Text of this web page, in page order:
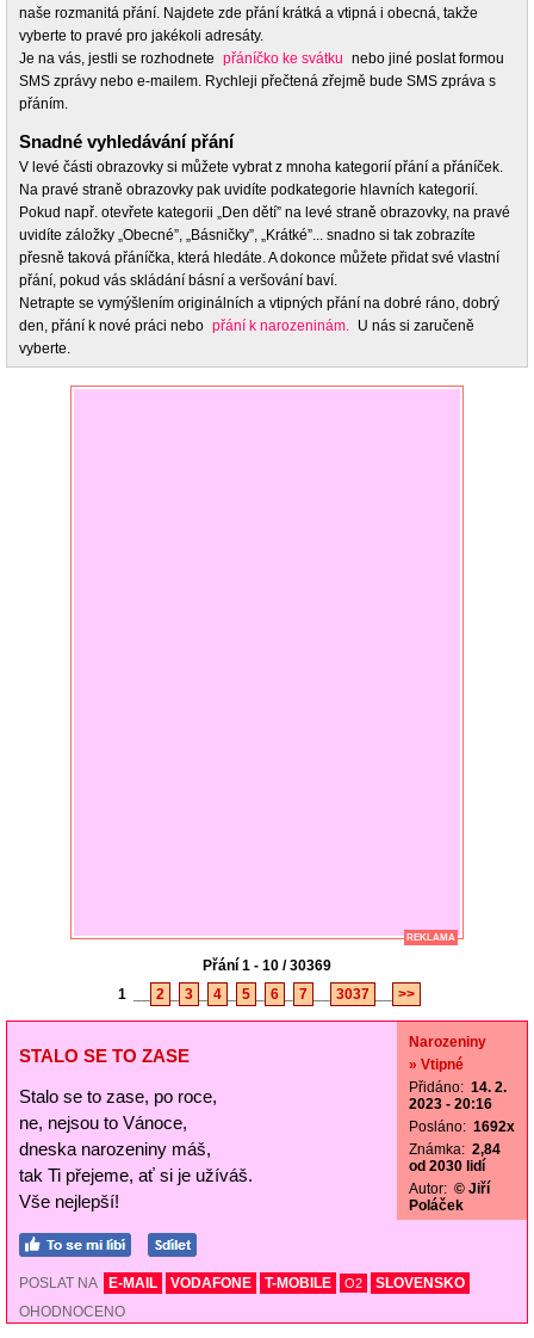
naše rozmanitá přání. Najdete zde přání krátká a vtipná i obecná, takže
vyberte to pravé pro jakékoli adresáty.
Je na vás, jestli se rozhodnete přáníčko ke svátku nebo jiné poslat formou
SMS zprávy nebo e-mailem. Rychleji přečtená zřejmě bude SMS zpráva s
přáním.
Snadné vyhledávání přání
V levé části obrazovky si můžete vybrat z mnoha kategorií přání a přáníček.
Na pravé straně obrazovky pak uvidíte podkategorie hlavních kategorií.
Pokud např. otevřete kategorii „Den dětí” na levé straně obrazovky, na pravé
uvidíte záložky „Obecné”, „Básničky”, „Krátké”... snadno si tak zobrazíte
přesně taková přáníčka, která hledáte. A dokonce můžete přidat své vlastní
přání, pokud vás skládání básní a veršování baví.
Netrapte se vymýšlením originálních a vtipných přání na dobré ráno, dobrý
den, přání k nové práci nebo přání k narozeninám. U nás si zaručeně
vyberte.
REKLAMA
Přání 1 - 10 / 30369
1
2 3 4 5 6 7 3037 >>
STALO SE TO ZASE
Stalo se to zase, po roce,
ne, nejsou to Vánoce,
dneska narozeniny máš,
tak Ti přejeme, ať si je užíváš.
Vše nejlepší!
Narozeniny
» Vtipné
Přidáno: 14. 2.
2023 - 20:16
Posláno: 1692x
Známka: 2,84
od 2030 lidí
Autor: © Jiří
Poláček
POSLAT NA E-MAIL VODAFONE T-MOBILE O2
SLOVENSKO
OHODNOCENO